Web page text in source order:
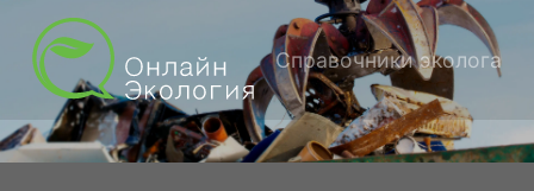
Справочники эколога